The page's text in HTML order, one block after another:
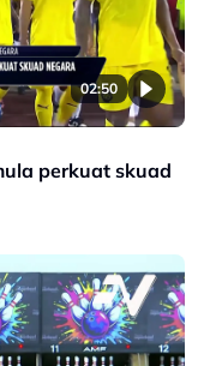
02:50
perkuat skuad